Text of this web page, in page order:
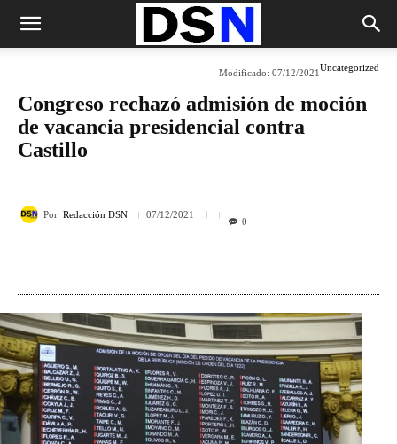
Uncategorized
Modificado: 07/12/2021
Congreso rechazó admisión de moción
de vacancia presidencial contra
Castillo
Por Redacción DSN 07/12/2021
0